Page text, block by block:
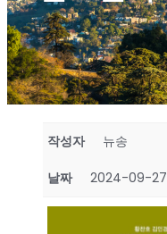
작성자 뉴송
날짜 2024-09-27